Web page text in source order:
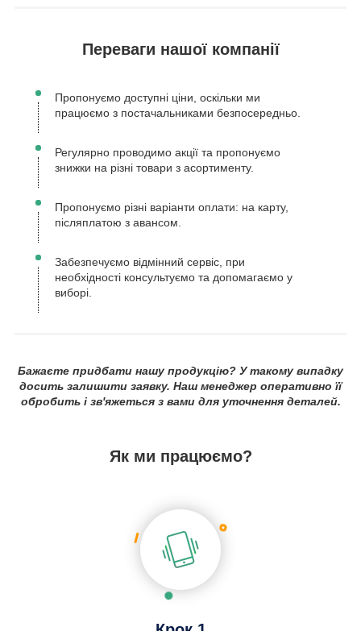
Переваги нашої компанії
Пропонуємо доступні ціни, оскільки ми
працюємо з постачальниками безпосередньо.
Регулярно проводимо акції та пропонуємо
знижки на різні товари з асортименту.
Пропонуємо різні варіанти оплати: на карту,
післяплатою з авансом.
Забезпечуємо відмінний сервіс, при
необхідності консультуємо та допомагаємо у
виборі.
Бажаєте придбати нашу продукцію? У такому випадку
досить залишити заявку. Наш менеджер оперативно її
обробить і зв'яжеться з вами для уточнення деталей.
Як ми працюємо?